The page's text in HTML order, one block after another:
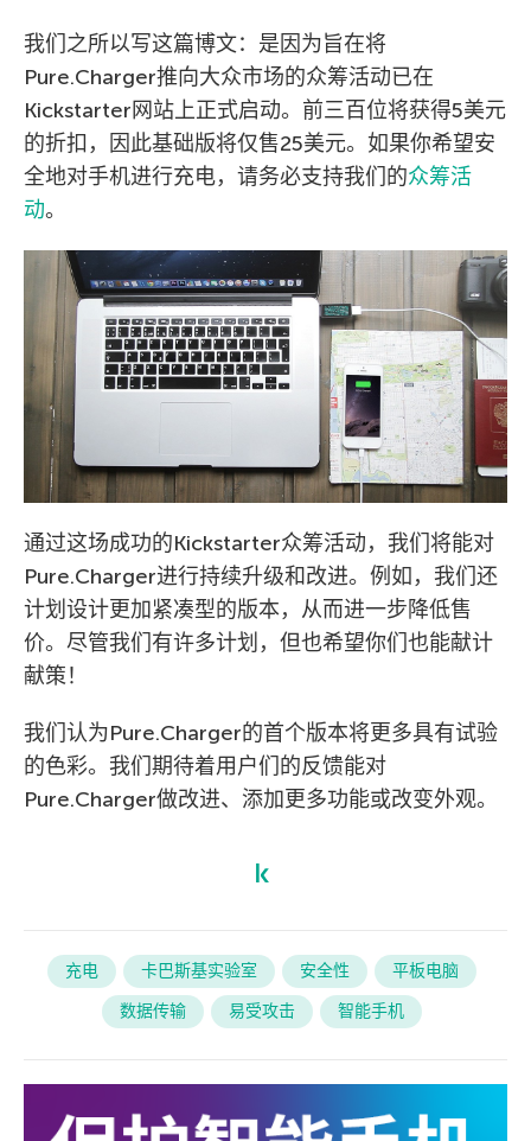
我们之所以写这篇博文：是因为旨在将
Pure.Charger推向大众市场的众筹活动已在
Kickstarter网站上正式启动。前三百位将获得5美元
的折扣，因此基础版将仅售25美元。如果你希望安
全地对手机进行充电，请务必支持我们的众筹活
动。
通过这场成功的Kickstarter众筹活动，我们将能对
Pure.Charger进行持续升级和改进。例如，我们还
计划设计更加紧凑型的版本，从而进一步降低售
价。尽管我们有许多计划，但也希望你们也能献计
献策！
我们认为Pure.Charger的首个版本将更多具有试验
的色彩。我们期待着用户们的反馈能对
Pure.Charger做改进、添加更多功能或改变外观。
充电 卡巴斯基实验室 安全性
平板电脑
数据传输
易受攻击 智能手机